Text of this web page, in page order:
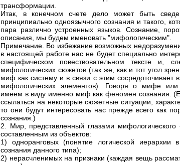
трансформации.
Итак, в конечном счете дело может быть
принципиально одноязычного сознания и такого,
пара различно устроенных языков. Сознание,
описания, мы будем именовать "мифологическим".
Примечание. Во избежание возможных
в настоящей работе нас не будет специально
специфическом повествовательном тексте и,
мифологических сюжетов (так же, как и тот угол
миф как систему и в связи с этим сосредоточивает
мифологических элементов). Говоря о мифе
имеем в виду именно миф как феномен сознания.
ссылаться на некоторые сюжетные ситуации,
то они будут интересовать нас прежде всего как
сознания.)
2. Мир, представленный глазами мифологического
составленным из объектов:
1) одноранговых (понятие логической иерархии
сознания данного типа);
2) нерасчленимых на признаки (каждая вещь